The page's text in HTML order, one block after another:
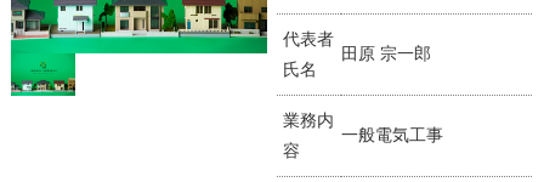
代表者
氏名
田原 宗一郎
業務内
容
一般電気工事